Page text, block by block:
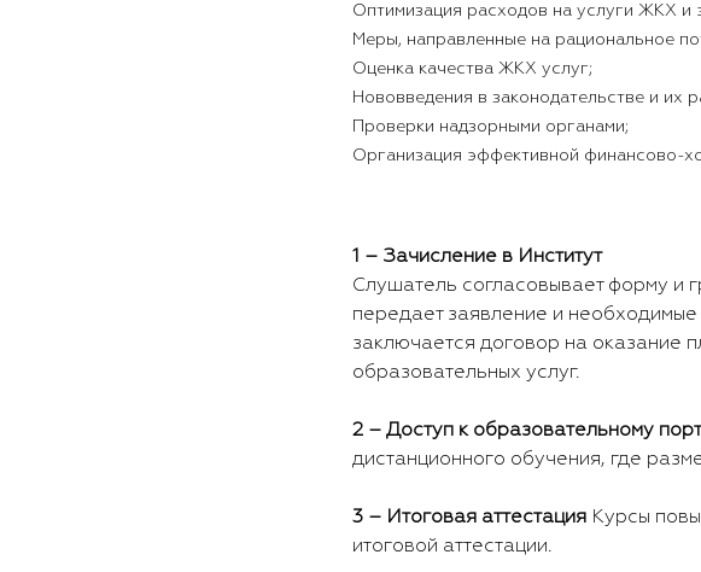
Оптимизация расходов на услуги ЖКХ и
Меры, направленные на рациональное
Оценка качества ЖКХ услуг;
Нововведения в законодательстве и их
Проверки надзорными органами;
Организация эффективной финансово-
1 – Зачисление в Институт
Слушатель согласовывает форму и
передает заявление и
заключается договор на оказание
образовательных услуг.
2 – Доступ к образовательному
дистанционного обучения, где
3 – Итоговая аттестация Курсы
итоговой аттестации.